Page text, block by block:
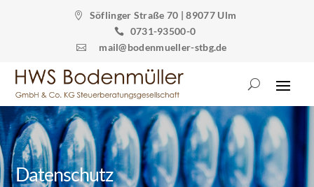
 Söflinger Straße 70 | 89077 Ulm
 0731-93500-0
 mail@bodenmueller-stbg.de
Datenschutz